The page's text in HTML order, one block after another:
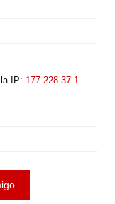
IP: 177.228.37.1